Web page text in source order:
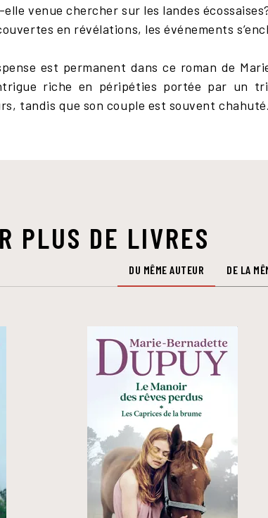
elle venue chercher sur les landes
en révélations, les événements
est permanent dans ce roman de
riche en péripéties portée par un
tandis que son couple est souvent
PLUS DE LIVRES
DU MÊME AUTEUR DE LA